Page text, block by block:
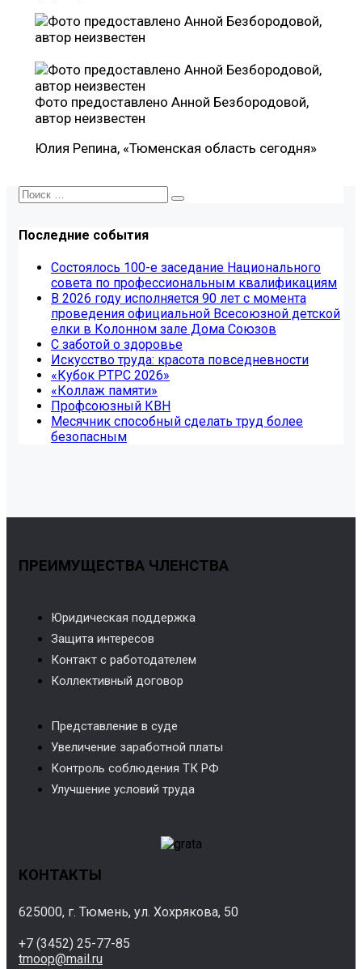
Фото предоставлено Анной Безбородовой,
автор неизвестен
Юлия Репина, «Тюменская область сегодня»
Последние события
Состоялось 100-е заседание Национального
совета по профессиональным квалификациям
В 2026 году исполняется 90 лет с момента
проведения официальной Всесоюзной детской
елки в Колонном зале Дома Союзов
С заботой о здоровье
Искусство труда: красота повседневности
«Кубок РТРС 2026»
«Коллаж памяти»
Профсоюзный КВН
Месячник способный сделать труд более
безопасным
ПРЕИМУЩЕСТВА ЧЛЕНСТВА
Юридическая поддержка
Защита интересов
Контакт с работодателем
Коллективный договор
Представление в суде
Увеличение заработной платы
Контроль соблюдения ТК РФ
Улучшение условий труда
КОНТАКТЫ
625000, г. Тюмень, ул. Хохрякова, 50
+7 (3452) 25-77-85
tmoop@mail.ru